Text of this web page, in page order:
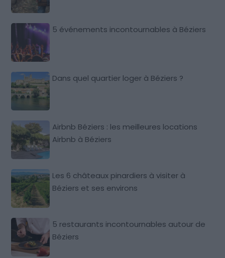
5 événements incontournables à Béziers
Dans quel quartier loger à Béziers ?
Airbnb Béziers : les meilleures locations
Airbnb à Béziers
Les 6 châteaux pinardiers à visiter à
Béziers et ses environs
5 restaurants incontournables autour de
Béziers